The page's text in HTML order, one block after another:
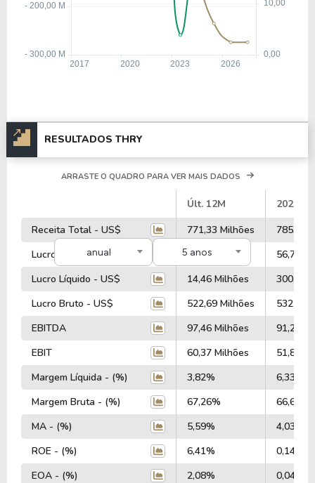
RESULTADOS THRY
anual 5 anos
ARRASTE O QUADRO PARA VER MAIS DADOS
Últ. 12M
2025
Receita Total - US$
771,33 Milhões
785,02
Lucro Operacional - US$
63,80 Milhões
56,71
Lucro Líquido - US$
14,46 Milhões
300,00
Lucro Bruto - US$
522,69 Milhões
532,72
EBITDA
97,46 Milhões
91,26
EBIT
60,37 Milhões
51,81
Margem Líquida - (%)
3,82%
6,33%
Margem Bruta - (%)
67,26%
66,61%
MA - (%)
5,59%
4,03%
ROE - (%)
6,41%
0,14%
EOA - (%)
2,08%
0,04%